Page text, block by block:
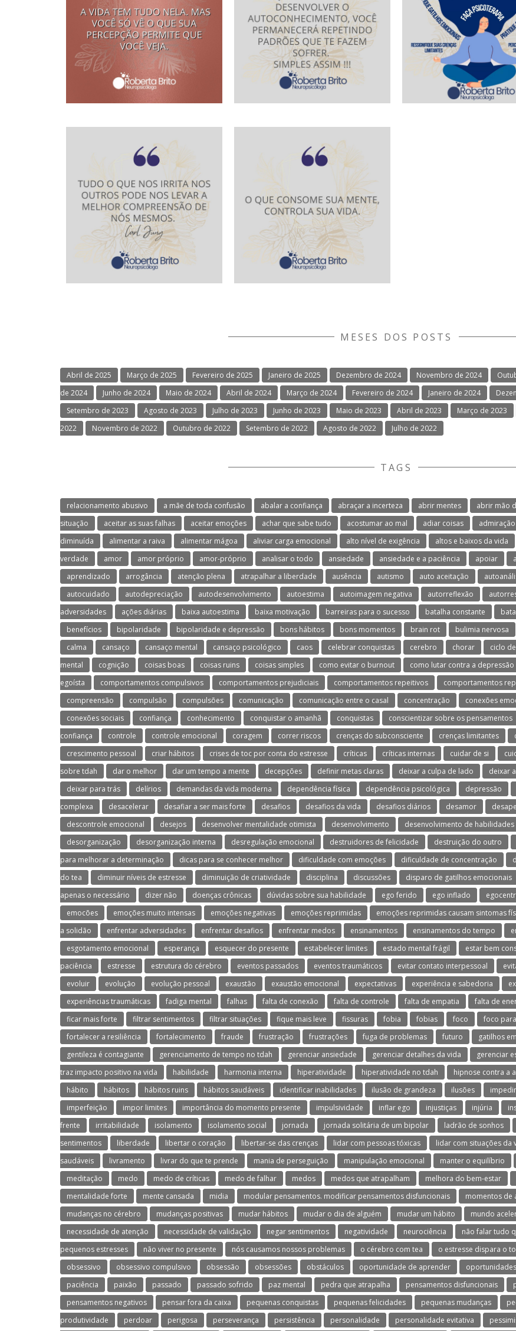
MESES DOS POSTS
Abril de 2025 Março de 2025 Fevereiro de 2025 Janeiro de 2025 Dezembro de 2024 Novembro de 2024
de 2024
Junho de 2024 Maio de 2024 Abril de 2024 Março de 2024 Fevereiro de 2024 Janeiro de 2024
Setembro de 2023
Agosto de 2023 Julho de 2023 Junho de 2023 Maio de 2023 Abril de 2023 Março de 2023
2022
Novembro de 2022 Outubro de 2022 Setembro de 2022 Agosto de 2022 Julho de 2022
TAGS
relacionamento abusivo a mãe de toda confusão abalar a confiança abraçar a incerteza abrir mentes abrir mão
situação
aceitar as suas falhas aceitar emoções achar que sabe tudo acostumar ao mal adiar coisas admiração
diminuída
alimentar a raiva alimentar mágoa aliviar carga emocional alto nível de exigência altos e baixos da vida
verdade
amor amor próprio amor-próprio analisar o todo ansiedade ansiedade e a paciência apoiar
aprendizado
arrogância atenção plena atrapalhar a liberdade ausência autismo auto aceitação
autocuidado
autodepreciação autodesenvolvimento autoestima autoimagem negativa autorreflexão
adversidades
ações diárias baixa autoestima baixa motivação barreiras para o sucesso batalha constante
benefícios
bipolaridade bipolaridade e depressão bons hábitos bons momentos brain rot bulimia nervosa
calma
cansaço cansaço mental cansaço psicológico caos celebrar conquistas cerebro chorar ciclo
mental
cognição coisas boas coisas ruins coisas simples como evitar o burnout como lutar contra a depressão
egoísta
comportamentos compulsivos comportamentos prejudiciais comportamentos repeitivos comportamentos
compreensão
compulsão compulsões comunicação comunicação entre o casal concentração conexões
conexões sociais
confiança conhecimento conquistar o amanhã conquistas conscientizar sobre os pensamentos
confiança
controle controle emocional coragem correr riscos crenças do subconsciente crenças limitantes
crescimento pessoal
criar hábitos crises de toc por conta do estresse críticas críticas internas cuidar de si
sobre tdah
dar o melhor dar um tempo a mente decepções definir metas claras deixar a culpa de lado deixar
deixar para trás
delírios demandas da vida moderna dependência física dependência psicológica depressão
complexa
desacelerar desafiar a ser mais forte desafios desafios da vida desafios diários desamor
descontrole emocional
desejos desenvolver mentalidade otimista desenvolvimento desenvolvimento de habilidades
desorganização
desorganização interna desregulação emocional destruidores de felicidade destruição do outro
para melhorar a determinação
dicas para se conhecer melhor dificuldade com emoções dificuldade de concentração
do tea
diminuir níveis de estresse diminuição de criatividade disciplina discussões disparo de gatilhos emocionais
apenas o necessário
dizer não doenças crônicas dúvidas sobre sua habilidade ego ferido ego inflado
emocões
emoções muito intensas emoções negativas emoções reprimidas emoções reprimidas causam sintomas
a solidão
enfrentar adversidades enfrentar desafios enfrentar medos ensinamentos ensinamentos do tempo
esgotamento emocional
esperança esquecer do presente estabelecer limites estado mental frágil estar bem
paciência
estresse estrutura do cérebro eventos passados eventos traumáticos evitar contato interpessoal
evoluir
evolução evolução pessoal exaustão exaustão emocional expectativas experiência e sabedoria
experiências traumáticas
fadiga mental falhas falta de conexão falta de controle falta de empatia falta de
ficar mais forte
filtrar sentimentos filtrar situações fique mais leve fissuras fobia fobias foco foco
fortalecer a resiliência
fortalecimento fraude frustração frustrações fuga de problemas futuro gatilhos
gentileza é contagiante
gerenciamento de tempo no tdah gerenciar ansiedade gerenciar detalhes da vida gerenciar
traz impacto positivo na vida
habilidade harmonia interna hiperatividade hiperatividade no tdah hipnose contra a
hábito
hábitos hábitos ruins hábitos saudáveis identificar inabilidades ilusão de grandeza ilusões
imperfeição
impor limites importância do momento presente impulsividade inflar ego injustiças injúria
frente
irritabilidade isolamento isolamento social jornada jornada solitária de um bipolar ladrão de sonhos
sentimentos
liberdade libertar o coração libertar-se das crenças lidar com pessoas tóxicas lidar com situações da
saudáveis
livramento livrar do que te prende mania de perseguição manipulação emocional manter o equilíbrio
meditação
medo medo de críticas medo de falhar medos medos que atrapalham melhora do bem-estar
mentalidade forte
mente cansada midia modular pensamentos. modificar pensamentos disfuncionais momentos de
mudanças no cérebro
mudanças positivas mudar hábitos mudar o dia de alguém mudar um hábito mundo
necessidade de atenção
necessidade de validação negar sentimentos negatividade neurociência não falar tudo
pequenos estresses
não viver no presente nós causamos nossos problemas o cérebro com tea o estresse dispara o
obsessivo
obsessivo compulsivo obsessão obsessões obstáculos oportunidade de aprender oportunidades
paciência
paixão passado passado sofrido paz mental pedra que atrapalha pensamentos disfuncionais
pensamentos negativos
pensar fora da caixa pequenas conquistas pequenas felicidades pequenas mudanças
produtividade
perdoar perigosa perseverança persistência personalidade personalidade evitativa